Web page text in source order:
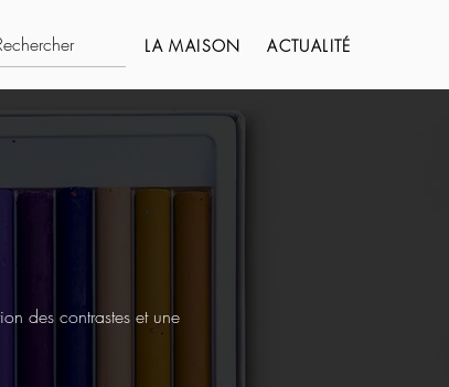
LA MAISON ACTUALITÉ
des contrastes et une